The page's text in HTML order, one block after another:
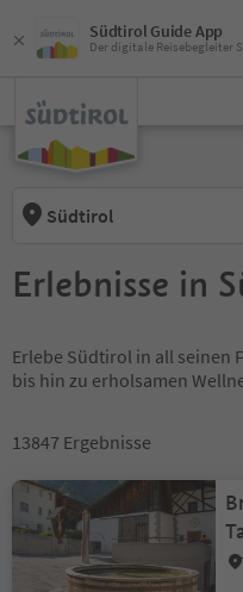
Südtirol Guide App
Der digitale Reisebegleiter
Südtirol
Erlebnisse in
Erlebe Südtirol in all seinen
bis hin zu erholsamen
13847 Ergebnisse